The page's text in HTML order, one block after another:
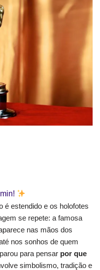
min!
é estendido e os holofotes
se repete: a famosa
nas mãos dos
nos sonhos de quem
para pensar por que
simbolismo, tradição e